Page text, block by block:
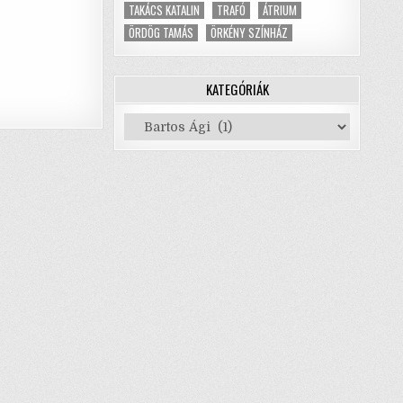
TAKÁCS KATALIN
TRAFÓ
ÁTRIUM
ÖRDÖG TAMÁS
ÖRKÉNY SZÍNHÁZ
KATEGÓRIÁK
Kategóriák